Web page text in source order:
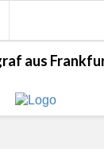
aus